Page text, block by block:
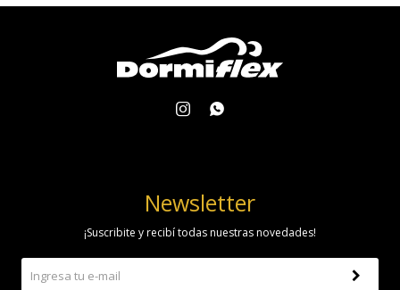
 
Newsletter
¡Suscribite y recibí todas nuestras novedades!